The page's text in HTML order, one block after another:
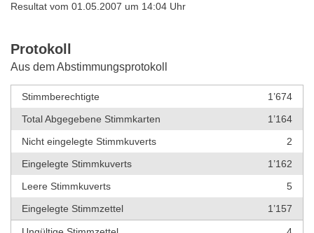
Resultat vom 01.05.2007 um 14:04 Uhr
Protokoll
Aus dem Abstimmungsprotokoll
Stimmberechtigte
1’674
Total Abgegebene Stimmkarten
1’164
Nicht eingelegte Stimmkuverts
2
Eingelegte Stimmkuverts
1’162
Leere Stimmkuverts
5
Eingelegte Stimmzettel
1’157